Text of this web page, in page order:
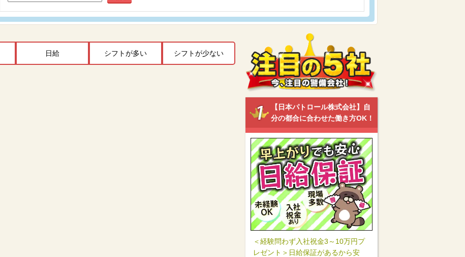
日給 シフトが多い シフトが少ない
【日本パトロール株式会社】自
分の都合に合わせた働き方OK！
＜経験問わず入社祝金3～10万円プ
レゼント＞日給保証があるから安